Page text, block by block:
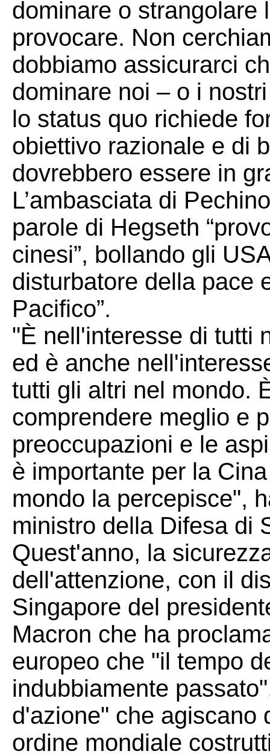
dominare o strangolare
provocare. Non
dobbiamo assicurarci
dominare noi – o i
lo status quo richiede
obiettivo razionale e di
dovrebbero essere in
L’ambasciata di
parole di Hegseth
cinesi”, bollando gli
disturbatore della pace
Pacifico”.
"È nell'interesse di tutti
ed è anche
tutti gli altri nel mondo.
comprendere meglio e
preoccupazioni e le
è importante per la
mondo la percepisce",
ministro della Difesa di
Quest'anno, la
dell'attenzione, con il
Singapore del
Macron che ha
europeo che "il tempo
indubbiamente
d'azione" che agiscano
ordine mondiale